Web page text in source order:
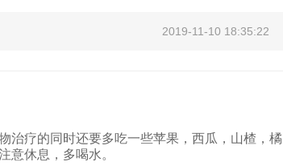
2019-11-10 18:35:22
治疗的同时还要多吃一些苹果，西瓜，山楂，橘
意休息，多喝水。